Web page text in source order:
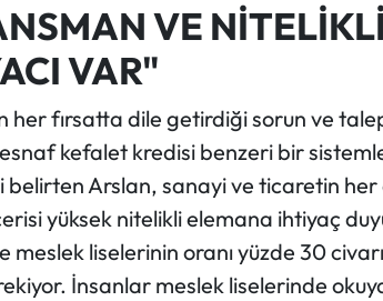
VE
VAR"
her fırsatta dile getirdiği sorun ve
kefalet kredisi benzeri bir
Arslan, sanayi ve ticaretin her
yüksek nitelikli elemana ihtiyaç
meslek liselerinin oranı yüzde 30
İnsanlar meslek liselerinde